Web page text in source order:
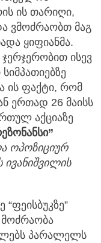
ის თარიღი,
ვმოძრაობთ მაგ
ყიფიანმა.
ისევ
ის ფაქტი, რომ
ერთად 26 მაისს
აქციაზე
ოპოზიციურ
მოძრაობა
პარალელს